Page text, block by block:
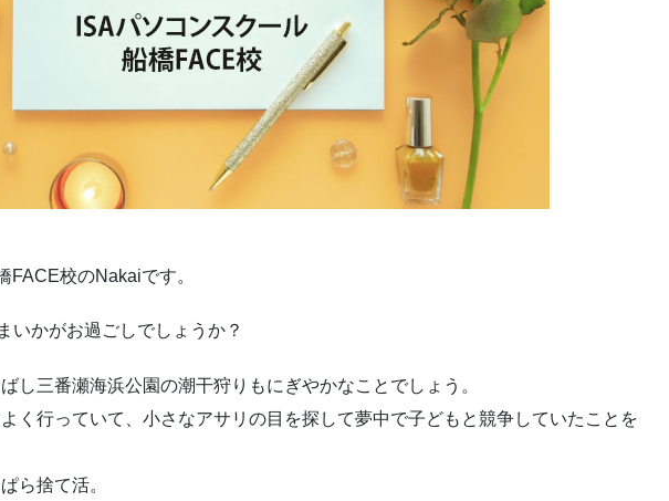
FACE校のNakaiです。
いかがお過ごしでしょうか？
し三番瀬海浜公園の潮干狩りもにぎやかなことでしょう。
く行っていて、小さなアサリの目を探して夢中で子どもと競争していたことを
ら捨て活。